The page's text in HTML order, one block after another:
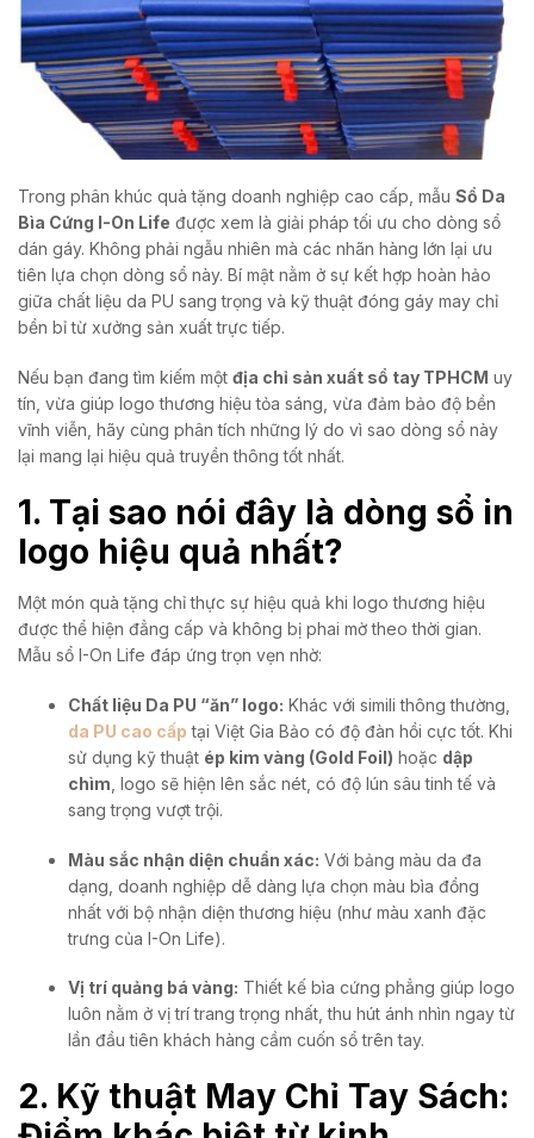
Trong phân khúc quà tặng doanh nghiệp cao cấp, mẫu Sổ Da
Bìa Cứng I-On Life được xem là giải pháp tối ưu cho dòng sổ
dán gáy. Không phải ngẫu nhiên mà các nhãn hàng lớn lại ưu
tiên lựa chọn dòng sổ này. Bí mật nằm ở sự kết hợp hoàn hảo
giữa chất liệu da PU sang trọng và kỹ thuật đóng gáy may chỉ
bền bỉ từ xưởng sản xuất trực tiếp.
Nếu bạn đang tìm kiếm một địa chỉ sản xuất sổ tay TPHCM uy
tín, vừa giúp logo thương hiệu tỏa sáng, vừa đảm bảo độ bền
vĩnh viễn, hãy cùng phân tích những lý do vì sao dòng sổ này
lại mang lại hiệu quả truyền thông tốt nhất.
1. Tại sao nói đây là dòng sổ in
logo hiệu quả nhất?
Một món quà tặng chỉ thực sự hiệu quả khi logo thương hiệu
được thể hiện đẳng cấp và không bị phai mờ theo thời gian.
Mẫu sổ I-On Life đáp ứng trọn vẹn nhờ:
Chất liệu Da PU “ăn” logo: Khác với simili thông thường,
da PU cao cấp tại Việt Gia Bảo có độ đàn hồi cực tốt. Khi
sử dụng kỹ thuật ép kim vàng (Gold Foil) hoặc dập
chìm , logo sẽ hiện lên sắc nét, có độ lún sâu tinh tế và
sang trọng vượt trội.
Màu sắc nhận diện chuẩn xác: Với bảng màu da đa
dạng, doanh nghiệp dễ dàng lựa chọn màu bìa đồng
nhất với bộ nhận diện thương hiệu (như màu xanh đặc
trưng của I-On Life).
Vị trí quảng bá vàng: Thiết kế bìa cứng phẳng giúp logo
luôn nằm ở vị trí trang trọng nhất, thu hút ánh nhìn ngay từ
lần đầu tiên khách hàng cầm cuốn sổ trên tay.
2. Kỹ thuật May Chỉ Tay Sách: